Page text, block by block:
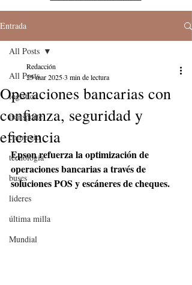
Entrada
All Posts
logistica
transporte
comercio
tecnologia
buses
lideres
última milla
Mundial
All Posts
Operaciones bancarias con
confianza, seguridad y
eficiencia
Redacción
25 mar 20253 min de lectura
Epson refuerza la optimización de
operaciones bancarias a través de
soluciones POS y escáneres de cheques.